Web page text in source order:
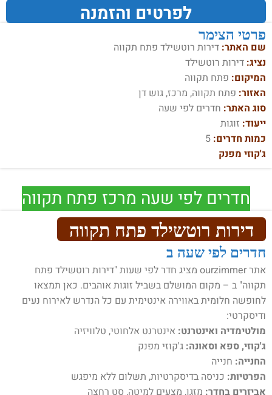
לפרטים והזמנה
פרטי הצימר
שם האתר: דירות רוטשילד פתח תקווה
נציג: דירות רוטשילד
המיקום: פתח תקווה
האזור: פתח תקווה, מרכז, גוש דן
סוג האתר: חדרים לפי שעה
ייעוד: זוגות
כמות חדרים: 5
ג'קוזי מפנק
חדרים לפי שעה מרכז פתח תקווה
דירות רוטשילד פתח תקווה
חדרים לפי שעה ב
אתר ourzimmer מציג חדר לפי שעות "דירות רוטשילד פתח
תקווה" ב – מקום המושלם בשביל זוגות אוהבים. כאן תמצאו
לחופשה חלומית באווירה אינטימית עם כל הנדרש לאירוח נעים
ודיסקרטי:
מולטימדיה ואינטרנט: אינטרנט אלחוטי, טלוויזיה
ג'קוזי, ספא וסאונה: ג'קוזי מפנק
החנייה: חנייה
הפרטיות: כניסה בדיסקרטיות, תשלום ללא מיפגש
אביזרים בחדר: מזגן, מצעים למיטה, סט רחצה